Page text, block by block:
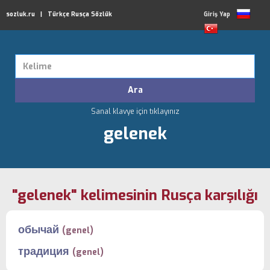
sozluk.ru | Türkçe Rusça Sözlük Giriş Yap
Sanal klavye için tıklayınız
gelenek
"gelenek" kelimesinin Rusça karşılığı
обычай (genel)
традиция (genel)